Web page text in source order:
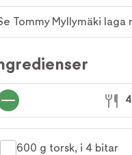
Tommy Myllymäki
600 g torsk, i 4 bitar